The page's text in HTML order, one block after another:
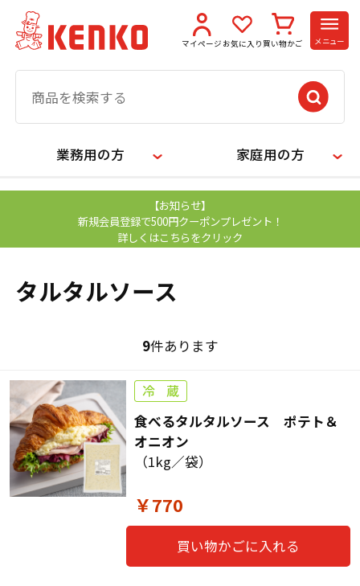
マイページ お気に入り 買い物かご メニュー
業務用の方 家庭用の方
【お知らせ】
新規会員登録で500円クーポンプレゼント！
詳しくはこちらをクリック
タルタルソース
9件あります
食べるタルタルソース ポテト＆
オニオン
（1kg／袋）
￥770
買い物かごに入れる